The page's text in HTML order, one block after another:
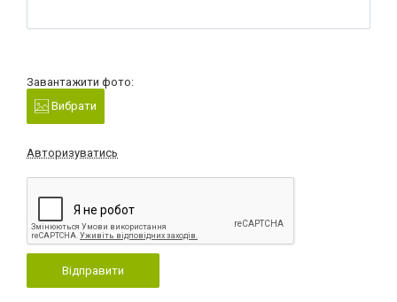
Завантажити фото:
Вибрати
Авторизуватись
Відправити